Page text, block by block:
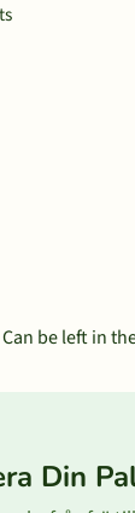
be left in
Din